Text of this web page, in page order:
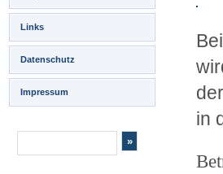
Links
Datenschutz
Impressum
in